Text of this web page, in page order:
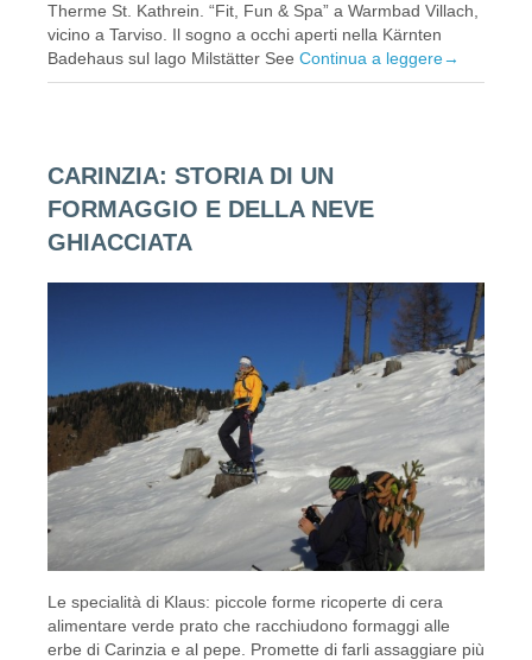
Therme St. Kathrein. “Fit, Fun & Spa” a Warmbad Villach,
vicino a Tarviso. Il sogno a occhi aperti nella Kärnten
Badehaus sul lago Milstätter See Continua a leggere→
CARINZIA: STORIA DI UN
FORMAGGIO E DELLA NEVE
GHIACCIATA
Le specialità di Klaus: piccole forme ricoperte di cera
alimentare verde prato che racchiudono formaggi alle
erbe di Carinzia e al pepe. Promette di farli assaggiare più